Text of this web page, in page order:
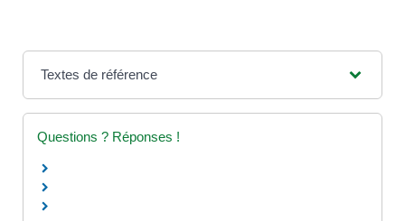
Textes de référence
Questions ? Réponses !